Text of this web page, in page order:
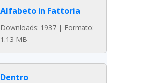
Alfabeto in Fattoria
Downloads: 1937 | Formato:
1.13 MB
Dentro